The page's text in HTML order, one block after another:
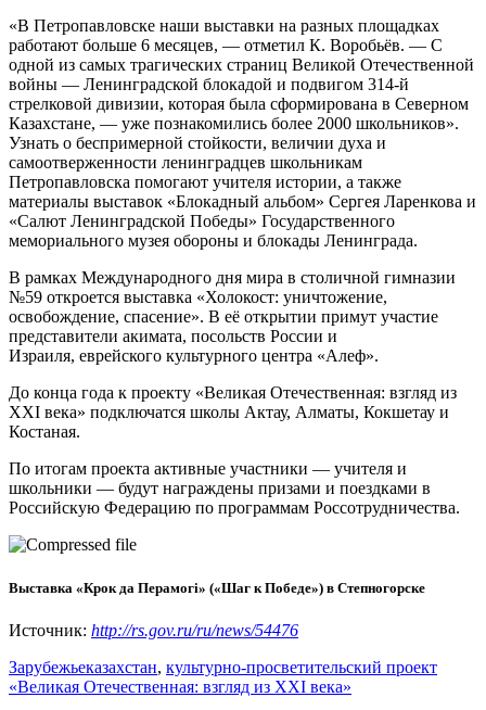
«В Петропавловске наши выставки на разных площадках
работают больше 6 месяцев, — отметил К. Воробьёв. — С
одной из самых трагических страниц Великой Отечественной
войны — Ленинградской блокадой и подвигом 314-й
стрелковой дивизии, которая была сформирована в Северном
Казахстане, — уже познакомились более 2000 школьников».
Узнать о беспримерной стойкости, величии духа и
самоотверженности ленинградцев школьникам
Петропавловска помогают учителя истории, а также
материалы выставок «Блокадный альбом» Сергея Ларенкова и
«Салют Ленинградской Победы» Государственного
мемориального музея обороны и блокады Ленинграда.
В рамках Международного дня мира в столичной гимназии
№59 откроется выставка «Холокост: уничтожение,
освобождение, спасение». В её открытии примут участие
представители акимата, посольств России и
Израиля, еврейского культурного центра «Алеф».
До конца года к проекту «Великая Отечественная: взгляд из
XXI века» подключатся школы Актау, Алматы, Кокшетау и
Костаная.
По итогам проекта активные участники — учителя и
школьники — будут награждены призами и поездками в
Российскую Федерацию по программам Россотрудничества.
Выставка «Крок да Перамогi» («Шаг к Победе») в Степногорске
Источник: http://rs.gov.ru/ru/news/54476
Зарубежьеказахстан, культурно-просветительский проект
«Великая Отечественная: взгляд из XXI века»